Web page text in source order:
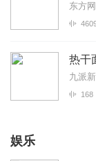
东方
热干
九派
168
娱乐